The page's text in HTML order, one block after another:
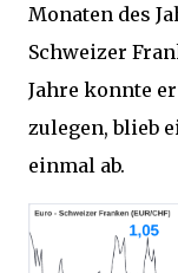
Monaten des
Schweizer
Jahre konnte
zulegen, blieb
einmal ab.